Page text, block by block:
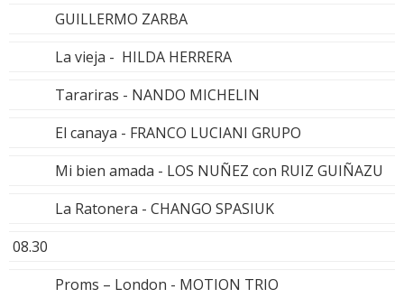
GUILLERMO ZARBA
La vieja - HILDA HERRERA
Tarariras - NANDO MICHELIN
El canaya - FRANCO LUCIANI GRUPO
Mi bien amada - LOS NUÑEZ con RUIZ GUIÑAZU
La Ratonera - CHANGO SPASIUK
08.30
Proms – London - MOTION TRIO